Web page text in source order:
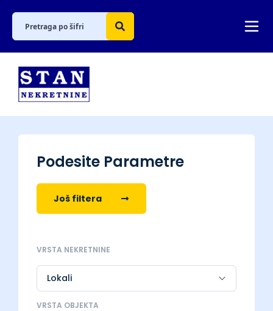
Podesite Parametre
Još filtera
VRSTA NEKRETNINE
VRSTA OBJEKTA